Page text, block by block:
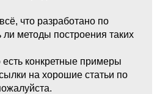
что разработано по
ли методы построения таких
есть конкретные примеры
на хорошие статьи по